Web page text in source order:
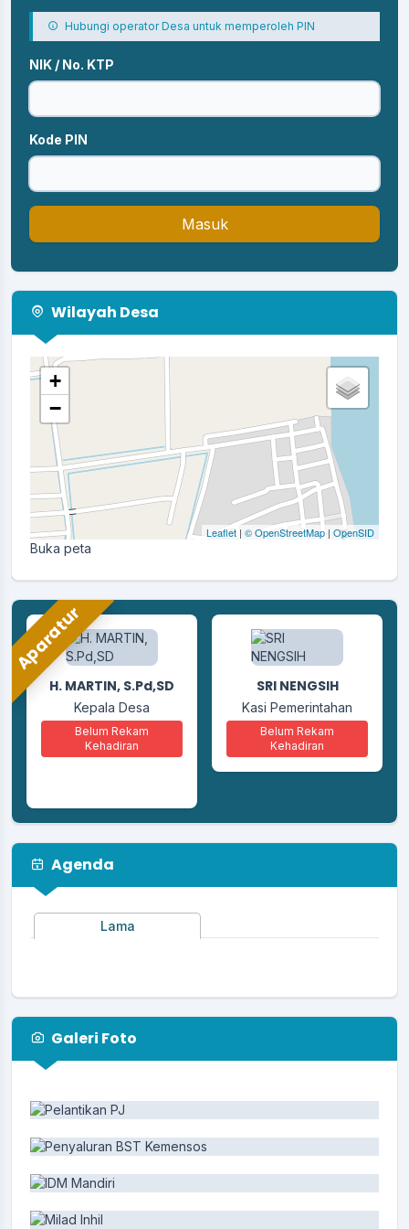
Hubungi operator Desa untuk memperoleh PIN
NIK / No. KTP
Kode PIN
Masuk
Wilayah Desa
+
−
Leaflet | © OpenStreetMap | OpenSID
Buka peta
Aparatur
H. MARTIN, S.Pd,SD
Kepala Desa
Belum Rekam
Kehadiran
ANDI ZAIDUL KHAIR,
S.Kom
Kaur Perencanaan
Belum Rekam
SRI NENGSIH
Kasi Pemerintahan
Belum Rekam
Kehadiran
Agenda
Lama
Galeri Foto